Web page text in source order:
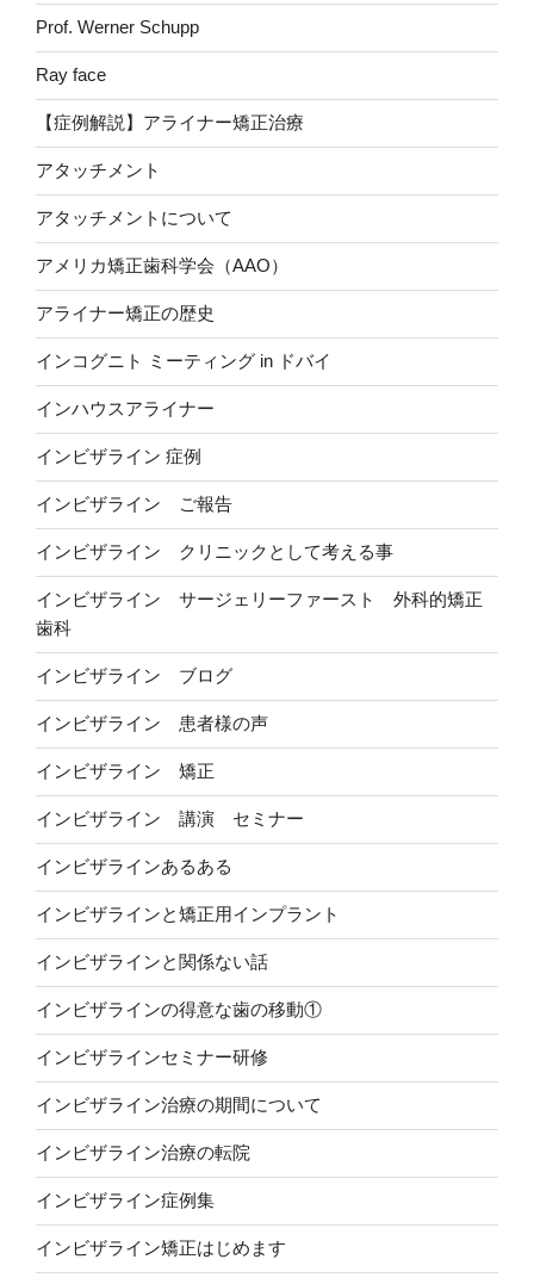
Prof. Werner Schupp
Ray face
【症例解説】アライナー矯正治療
アタッチメント
アタッチメントについて
アメリカ矯正歯科学会（AAO）
アライナー矯正の歴史
インコグニト ミーティング in ドバイ
インハウスアライナー
インビザライン 症例
インビザライン ご報告
インビザライン クリニックとして考える事
インビザライン サージェリーファースト 外科的矯正
歯科
インビザライン ブログ
インビザライン 患者様の声
インビザライン 矯正
インビザライン 講演 セミナー
インビザラインあるある
インビザラインと矯正用インプラント
インビザラインと関係ない話
インビザラインの得意な歯の移動①
インビザラインセミナー研修
インビザライン治療の期間について
インビザライン治療の転院
インビザライン症例集
インビザライン矯正はじめます